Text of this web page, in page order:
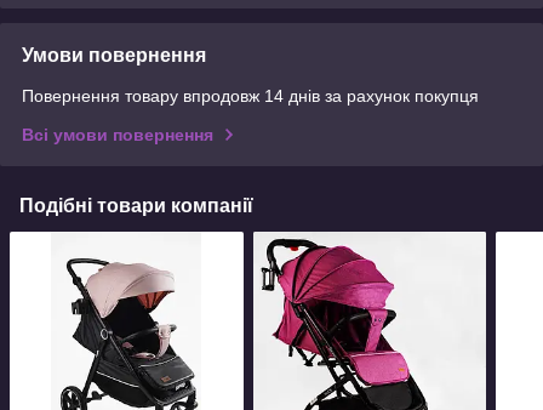
Умови повернення
Повернення товару впродовж 14 днів за рахунок покупця
Всі умови повернення
Подібні товари компанії